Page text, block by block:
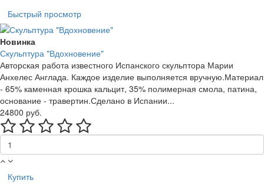
Быстрый просмотр
Новинка
Скульптура "Вдохновение"
Авторская работа известного Испанского скульптора Марии
Анхелес Англада. Каждое изделие выполняется вручную.Материал
- 65% каменная крошка кальцит, 35% полимерная смола, патина,
основание - травертин.Сделано в Испании...
24800 руб.
Купить